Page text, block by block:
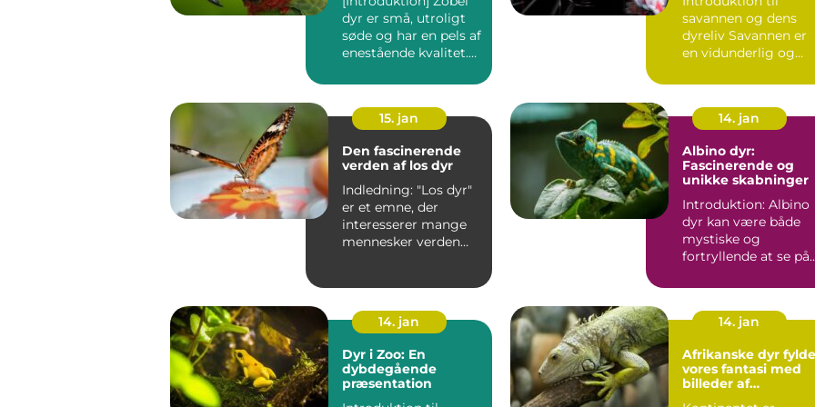
dyr er små, utroligt
søde og har en pels af
enestående kvalitet.
skønhed
savannen og dens
dyreliv Savannen er
en vidunderlig og
strække...
15. jan
Den fascinerende
verden af los dyr
Indledning: "Los dyr"
er et emne, der
interesserer mange
mennesker verden
14. jan
Albino dyr:
Fascinerende og
unikke skabninger
Introduktion: Albino
dyr kan være både
mystiske og
fortryllende at se på.
væsner m...
14. jan
Dyr i Zoo: En
dybdegående
præsentation
14. jan
Afrikanske dyr
vores fantasi med
billeder af